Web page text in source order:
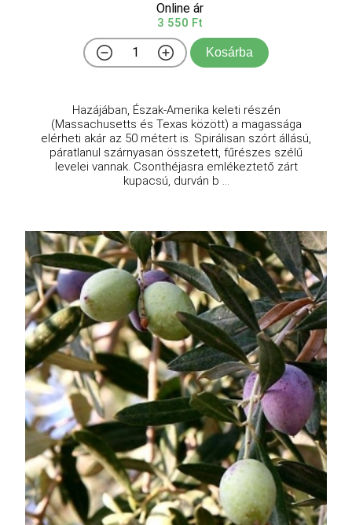
Online ár
3 550 Ft
Kosárba
Hazájában, Észak-Amerika keleti részén
(Massachusetts és Texas között) a magassága
elérheti akár az 50 métert is. Spirálisan szórt állású,
páratlanul szárnyasan összetett, fűrészes szélű
levelei vannak. Csonthéjasra emlékeztető zárt
kupacsú, durván b ...